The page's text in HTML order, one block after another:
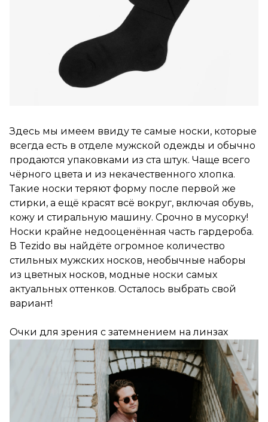
Здесь мы имеем ввиду те самые носки, которые
всегда есть в отделе мужской одежды и обычно
продаются упаковками из ста штук. Чаще всего
чёрного цвета и из некачественного хлопка.
Такие носки теряют форму после первой же
стирки, а ещё красят всё вокруг, включая обувь,
кожу и стиральную машину. Срочно в мусорку!
Носки крайне недооценённая часть гардероба.
В Tezido вы найдёте огромное количество
стильных мужских носков, необычные наборы
из цветных носков, модные носки самых
актуальных оттенков. Осталось выбрать свой
вариант!
Очки для зрения с затемнением на линзах